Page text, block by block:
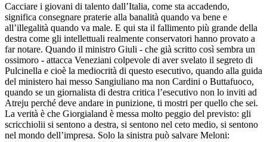
Cacciare i giovani di talento dall’Italia, come sta accadendo,
significa consegnare praterie alla banalità quando va bene e
all’illegalità quando va male. E qui sta il fallimento più grande della
destra come gli intellettuali realmente conservatori hanno provato a
far notare. Quando il ministro Giuli - che già scritto così sembra un
ossimoro - attacca Veneziani colpevole di aver svelato il segreto di
Pulcinella e cioè la mediocrità di questo esecutivo, quando alla guida
del ministero hai messo Sangiuliano ma non Cardini o Buttafuoco,
quando se un giornalista di destra critica l’esecutivo non lo inviti ad
Atreju perché deve andare in punizione, ti mostri per quello che sei.
La verità è che Giorgialand è messa molto peggio del previsto: gli
scricchiolii si sentono a destra, si sentono nel ceto medio, si sentono
nel mondo dell’impresa. Solo la sinistra può salvare Meloni: